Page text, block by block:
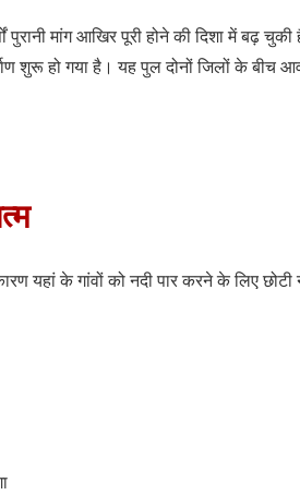
मांग आखिर पूरी होने की दिशा में बढ़ चुकी
शुरू हो गया है। यह पुल दोनों जिलों के बीच
यहां के गांवों को नदी पार करने के लिए छोटी